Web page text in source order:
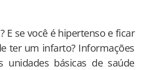
E se você é hipertenso e ficar
ter um infarto? Informações
unidades básicas de saúde